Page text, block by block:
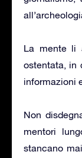
La mente li
ostentata, in
informazioni
Non
mentori
stancano